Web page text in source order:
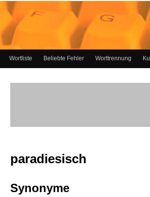
Wortliste Beliebte Fehler Worttrennung
paradiesisch
Synonyme